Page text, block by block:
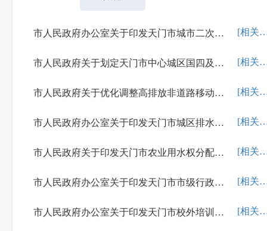
市人民政府办公室关于印发天门市城市二次供水管理实施意见的通知 [相关
市人民政府关于划定天门市中心城区国四及以下排放标准柴油货车禁行区域的通告 [相关
市人民政府关于优化调整高排放非道路移动机械禁用区域的通告 [相关
市人民政府办公室关于印发天门市城区排水户分类管理暂行规定的通知 [相关
市人民政府关于印发天门市农业用水权分配管理办法(试行)和天门市农业用水权交易管理办法(试行)的通知 [相关
市人民政府办公室关于印发天门市市级行政事业单位国有资产交易管理暂行办法的通知 [相关
市人民政府办公室关于印发天门市校外培训（托管）机构管理办法（试行）的通知 [相关